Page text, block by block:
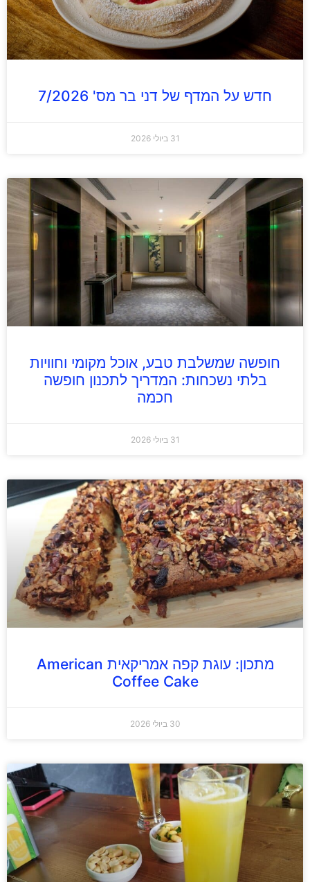
חדש על המדף של דני בר מס' 7/2026
31 ביולי 2026
חופשה שמשלבת טבע, אוכל מקומי וחוויות
בלתי נשכחות: המדריך לתכנון חופשה
חכמה
31 ביולי 2026
מתכון: עוגת קפה אמריקאית American
Coffee Cake
30 ביולי 2026